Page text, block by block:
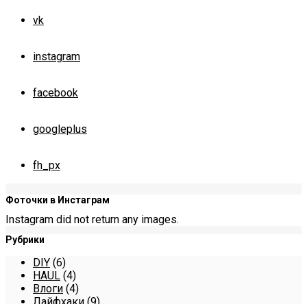
vk
instagram
facebook
googleplus
fh_px
Фоточки в Инстаграм
Instagram did not return any images.
Рубрики
DIY (6)
HAUL (4)
Влоги (4)